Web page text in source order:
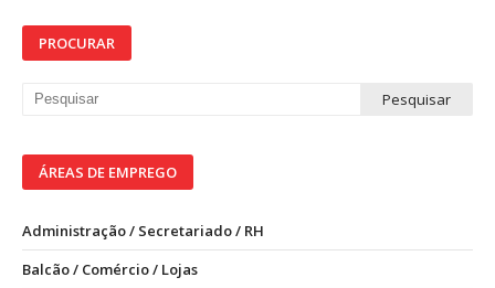
PROCURAR
ÁREAS DE EMPREGO
Administração / Secretariado / RH
Balcão / Comércio / Lojas